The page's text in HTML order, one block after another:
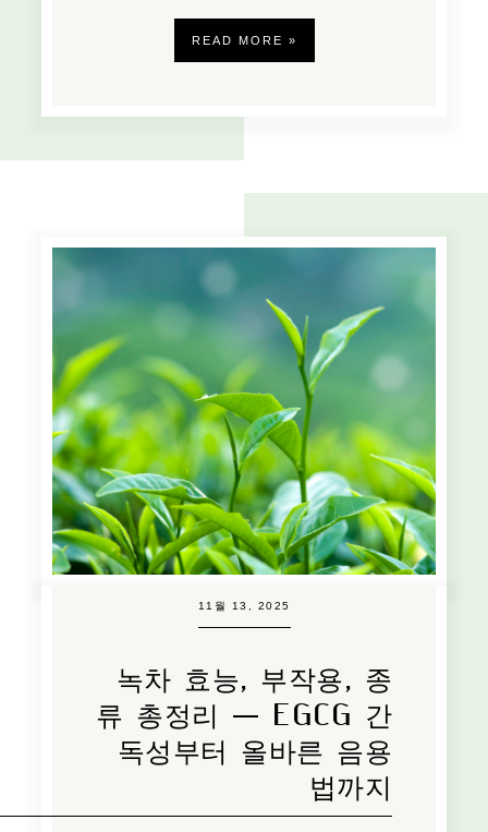
READ MORE »
11월 13, 2025
녹차 효능, 부작용, 종
류 총정리 — EGCG 간
독성부터 올바른 음용
법까지